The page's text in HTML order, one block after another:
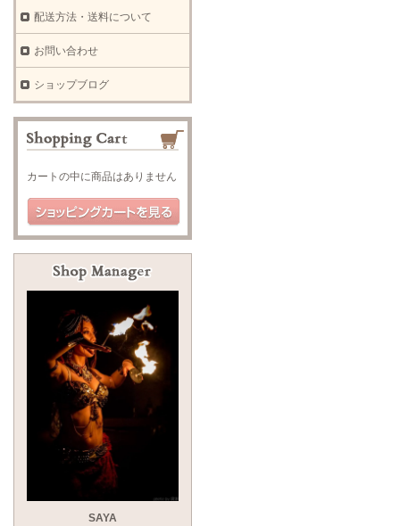
配送方法・送料について
お問い合わせ
ショップブログ
カートの中に商品はありません
SAYA